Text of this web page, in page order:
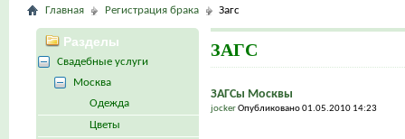
Главная Регистрация брака Загс
ЗАГС
ЗАГСы Москвы
jockerОпубликовано 01.05.2010 14:23
Разделы
Свадебные услуги
Москва
Одежда
Цветы